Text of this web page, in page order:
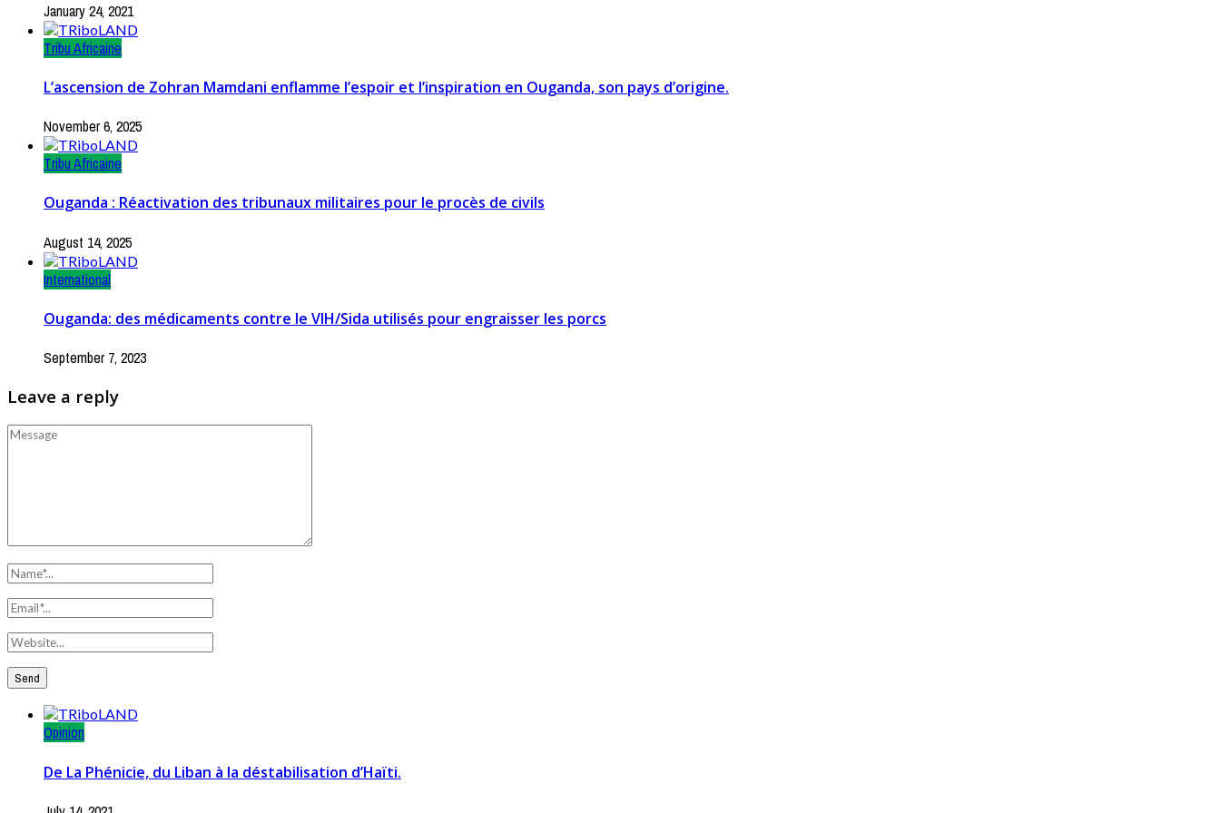
January 24, 2021
Tribu Africaine
L’ascension de Zohran Mamdani enflamme l’espoir et l’inspiration en Ouganda, son pays d’origine.
November 6, 2025
Tribu Africaine
Ouganda : Réactivation des tribunaux militaires pour le procès de civils
August 14, 2025
International
Ouganda: des médicaments contre le VIH/Sida utilisés pour engraisser les porcs
September 7, 2023
Leave a reply
Opinion
De La Phénicie, du Liban à la déstabilisation d’Haïti.